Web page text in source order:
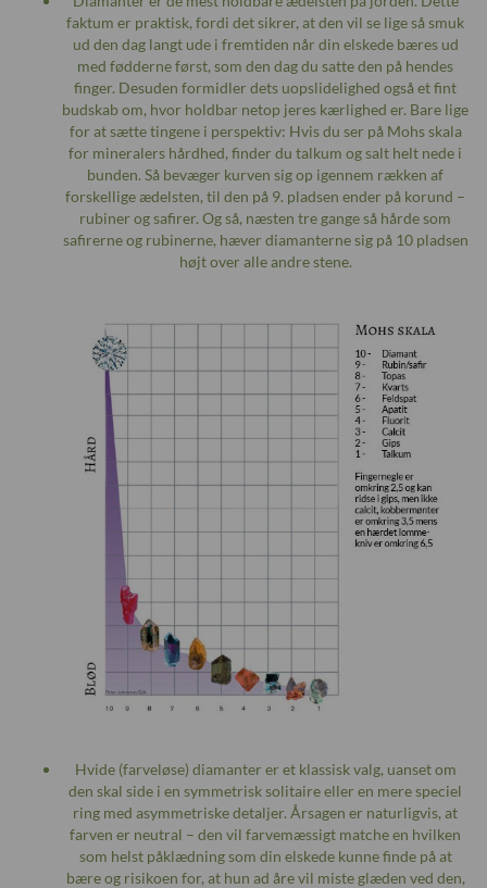
faktum er praktisk, fordi det sikrer, at den vil se lige så smuk
ud den dag langt ude i fremtiden når din elskede bæres ud
med fødderne først, som den dag du satte den på hendes
finger. Desuden formidler dets uopslidelighed også et fint
budskab om, hvor holdbar netop jeres kærlighed er. Bare lige
for at sætte tingene i perspektiv: Hvis du ser på Mohs skala
for mineralers hårdhed, finder du talkum og salt helt nede i
bunden. Så bevæger kurven sig op igennem rækken af
forskellige ædelsten, til den på 9. pladsen ender på korund –
rubiner og safirer. Og så, næsten tre gange så hårde som
safirerne og rubinerne, hæver diamanterne sig på 10 pladsen
højt over alle andre stene.
Hvide (farveløse) diamanter er et klassisk valg, uanset om
den skal side i en symmetrisk solitaire eller en mere speciel
ring med asymmetriske detaljer. Årsagen er naturligvis, at
farven er neutral – den vil farvemæssigt matche en hvilken
som helst påklædning som din elskede kunne finde på at
bære og risikoen for, at hun ad åre vil miste glæden ved den,